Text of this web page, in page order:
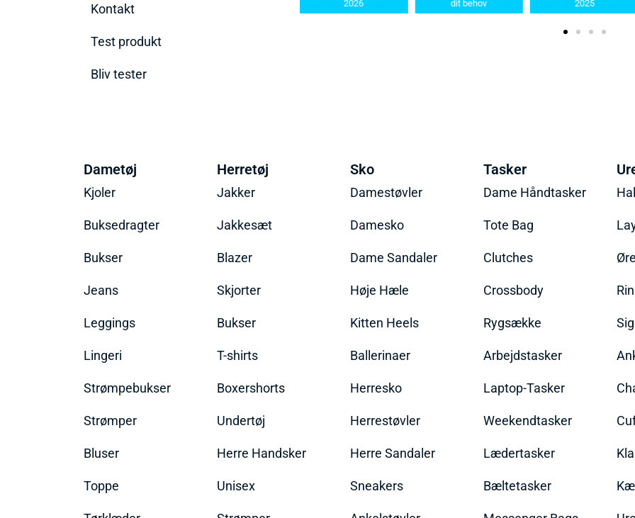
Kontakt
Test produkt
Bliv tester
2025
dit behov
Dametøj
Kjoler
Buksedragter
Bukser
Jeans
Leggings
Lingeri
Strømpebukser
Strømper
Bluser
Toppe
Herretøj
Jakker
Jakkesæt
Blazer
Skjorter
Bukser
T-shirts
Boxershorts
Undertøj
Herre Handsker
Unisex
Sko
Damestøvler
Damesko
Dame Sandaler
Høje Hæle
Kitten Heels
Ballerinaer
Herresko
Herrestøvler
Herre Sandaler
Sneakers
Tasker
Dame Håndtasker
Tote Bag
Clutches
Crossbody
Rygsække
Arbejdstasker
Laptop-Tasker
Weekendtasker
Lædertasker
Bæltetasker